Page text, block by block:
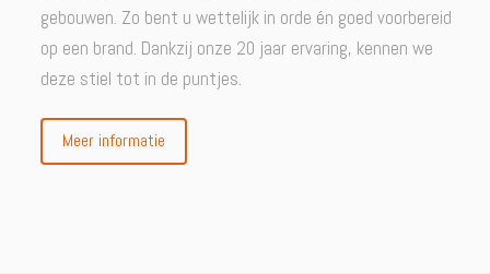
gebouwen. Zo bent u wettelijk in orde én goed voorbereid
op een brand. Dankzij onze 20 jaar ervaring, kennen we
deze stiel tot in de puntjes.
Meer informatie